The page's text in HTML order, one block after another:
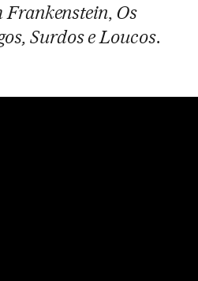
Frankenstein, Os
Surdos e Loucos.